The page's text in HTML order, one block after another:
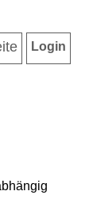
Login